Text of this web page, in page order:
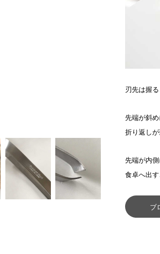
刃先は握
先端が斜
折り返し
先端が内
食卓へ出す
ブ